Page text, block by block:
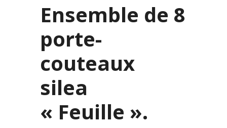
Ensemble de 8
porte-
couteaux
silea
« Feuille ».